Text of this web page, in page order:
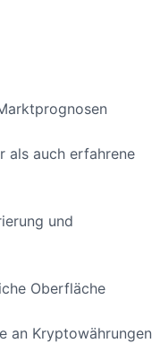
als auch erfahrene
und
Oberfläche
an Kryptowährungen